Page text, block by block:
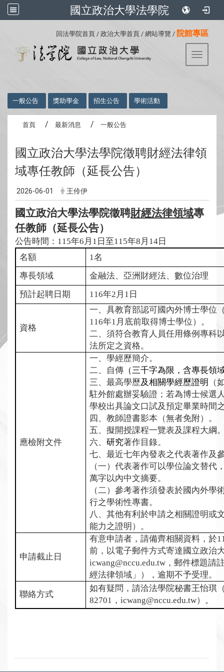
國立政治大學法學院
回法學院首頁 / 政治大學首頁 / 網站導覽 / 院館專區
Toggle
一般公告 獎助學金 招生公告 學術活動
首頁 最新消息 一般公告
國立政治大學法學院徵聘財經法律領
域專任教師（延長公告）
2026-06-01 王伶伊
國立政治大學法學院徵聘財經法律領域專
任教師（延長公告）
公告時間： 115年6 月 1 日至115年8 月 14 日
名額
1名
專長領域
金融法、亞洲財經法、數位治理
預計起聘日期
116年2 月 1 日
資格
一、具教育部認可國內外博士學位
116年1 月底前取得博士學位）。
二、須符合教育人員任用條例專科
法所定之資格。
應檢附文件
一、學經歷簡介。
二、自傳 （三千字為限 ，含專長領
三、最高學歷及相關學經歷證明
（
駐外館處辦妥驗證；若為博士候選
學校出具論文口試及預定畢業時間
四、教師證書影本（無者免附）。
五、擬開授課程一覽表及課程大綱
六、 研究著作目錄。
七、最近七年內發表之代表著作及
（一）代表著作可以學位論文替代
萬字以內中文摘要。
（二）參考著作須發表於國內外學
行之學術性專書。
八、其他有利於申請之相關證明或
能力之證明）。
申請截止日
有意申請者，請備齊相關資料，於
前，以電子郵件方式寄達國立政治
icwang@nccu.edu.tw ，郵件標題請
經法律領域」），逾期不予受理。
聯絡方式
如有疑問，請洽法學院秘書王怡琪
82701 ， icwang@nccu.edu.tw）。